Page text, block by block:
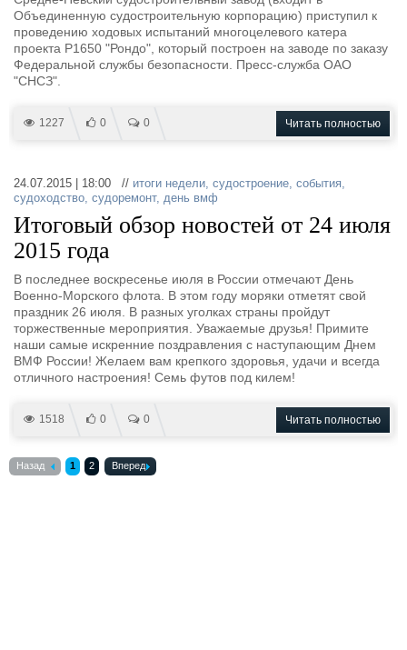
Объединенную судостроительную корпорацию) приступил к
проведению ходовых испытаний многоцелевого катера
проекта Р1650 "Рондо", который построен на заводе по заказу
Федеральной службы безопасности. Пресс-служба ОАО
"СНСЗ".
1227 0 0 Читать полностью
24.07.2015 | 18:00 // итоги недели, судостроение, события,
судоходство, судоремонт, день вмф
Итоговый обзор новостей от 24 июля
2015 года
В последнее воскресенье июля в России отмечают День
Военно-Морского флота. В этом году моряки отметят свой
праздник 26 июля. В разных уголках страны пройдут
торжественные мероприятия. Уважаемые друзья! Примите
наши самые искренние поздравления с наступающим Днем
ВМФ России! Желаем вам крепкого здоровья, удачи и всегда
отличного настроения! Семь футов под килем!
1518 0 0 Читать полностью
Назад 1 2 Вперед